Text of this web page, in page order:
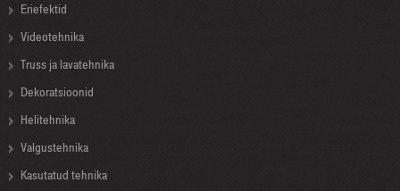
Eriefektid
Videotehnika
Truss ja lavatehnika
Dekoratsioonid
Helitehnika
Valgustehnika
Kasutatud tehnika